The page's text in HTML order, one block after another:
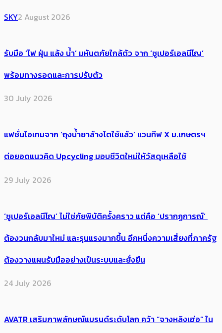
SKY2 August 2026
รับมือ ‘ไฟ ฝุ่น แล้ง น้ำ’ มหันตภัยใกล้ตัว จาก ‘ซูเปอร์เอลนีโญ’
พร้อมทางรอดและการปรับตัว
30 July 2026
แฟชั่นไอเทมจาก ‘ถุงน้ำยาล้างไตใช้แล้ว’ แวนทีฟ X ม.เกษตรฯ
ต่อยอดแนวคิด Upcycling มอบชีวิตใหม่ให้วัสดุเหลือใช้
29 July 2026
‘ซูเปอร์เอลนีโญ’ ไม่ใช่ภัยพิบัติครั้งคราว แต่คือ ‘ปรากฏการณ์’ ​
ต้อง​วนกลับมาใหม่ และรุนแรงมากขึ้น อีกหนึ่งความเสี่ยงที่ภาครัฐ
ต้องวางแผนรับมืออย่างเป็นระบบและยั่งยืน
24 July 2026
AVATR เสริมภาพลักษณ์แบรนด์ระดับโลก คว้า “จางหลิงเฮ่อ” ใน